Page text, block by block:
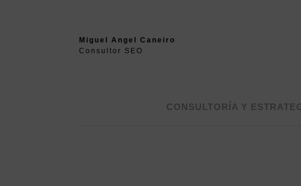
Miguel Angel Caneiro
Consultor SEO
CONSULTORÍA Y